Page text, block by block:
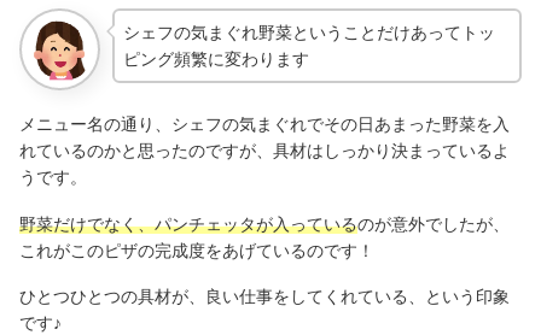
シェフの気まぐれ野菜ということだけあってトッ
ピング頻繁に変わります
メニュー名の通り、シェフの気まぐれでその日あまった野菜を入
れているのかと思ったのですが、具材はしっかり決まっているよ
うです。
野菜だけでなく、パンチェッタが入っているのが意外でしたが、
これがこのピザの完成度をあげているのです！
ひとつひとつの具材が、良い仕事をしてくれている、という印象
です♪